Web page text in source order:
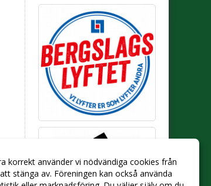
korrekt använder vi nödvändiga cookies från
stänga av. Föreningen kan också använda